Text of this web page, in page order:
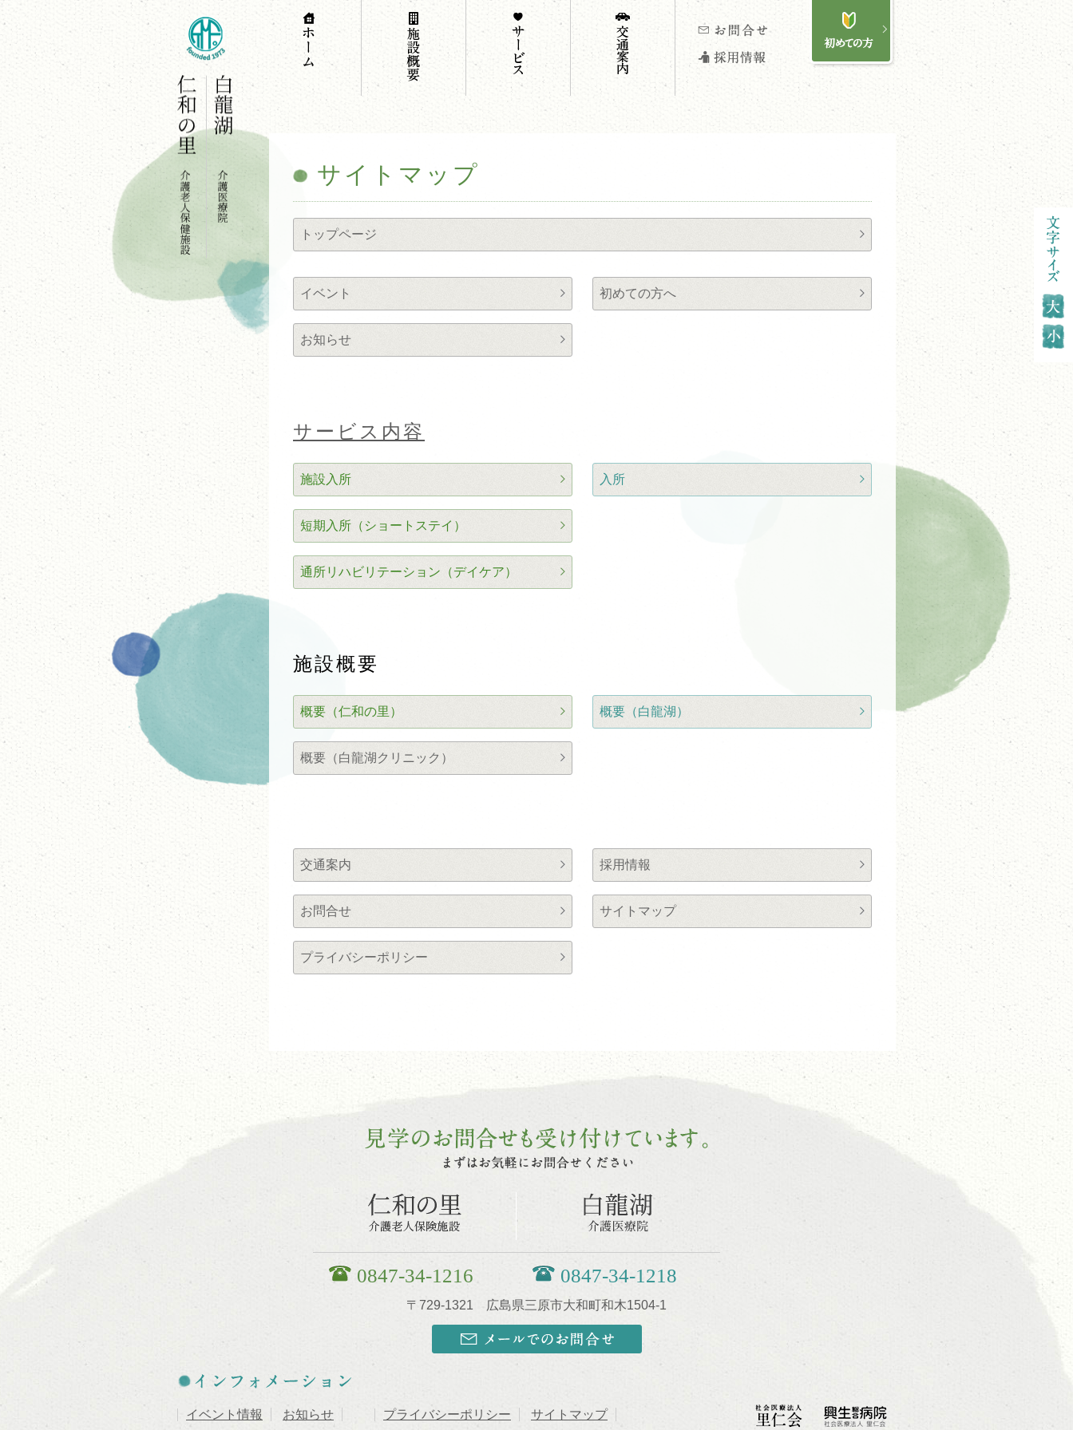
サイトマップ
トップページ
イベント
お知らせ
初めての方へ
サービス内容
施設入所
短期入所（ショートステイ）
通所リハビリテーション（デイケア）
入所
施設概要
概要（仁和の里）
概要（白龍湖クリニック）
概要（白龍湖）
交通案内
お問合せ
プライバシーポリシー
採用情報
サイトマップ
0847-34-1216 0847-34-1218
〒729-1321 広島県三原市大和町和木1504-1
イベント情報 お知らせ プライバシーポリシー サイトマップ